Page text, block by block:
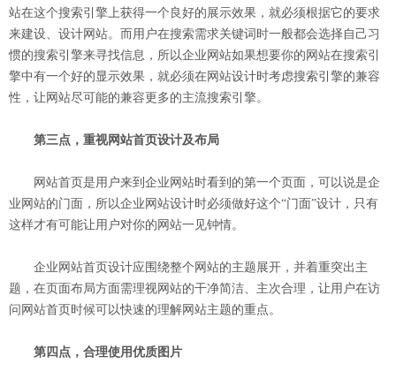
站在这个搜索引擎上获得一个良好的展示效果，就必须根据它的要求
来建设、设计网站。而用户在搜索需求关键词时一般都会选择自己习
惯的搜索引擎来寻找信息，所以企业网站如果想要你的网站在搜索引
擎中有一个好的显示效果，就必须在网站设计时考虑搜索引擎的兼容
性，让网站尽可能的兼容更多的主流搜索引擎。
第三点，重视网站首页设计及布局
网站首页是用户来到企业网站时看到的第一个页面，可以说是企
业网站的门面，所以企业网站设计时必须做好这个“门面”设计，只有
这样才有可能让用户对你的网站一见钟情。
企业网站首页设计应围绕整个网站的主题展开，并着重突出主
题，在页面布局方面需理视网站的干净简洁、主次合理，让用户在访
问网站首页时候可以快速的理解网站主题的重点。
第四点，合理使用优质图片